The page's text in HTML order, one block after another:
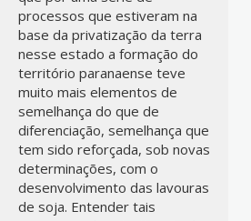
processos que estiveram na
base da privatização da terra
nesse estado a formação do
território paranaense teve
muito mais elementos de
semelhança do que de
diferenciação, semelhança que
tem sido reforçada, sob novas
determinações, com o
desenvolvimento das lavouras
de soja. Entender tais